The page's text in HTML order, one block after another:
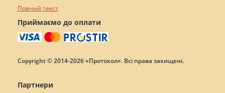
Повний текст
Приймаємо до оплати
Copyright © 2014-2026 «Протокол». Всі права захищені.
Партнери